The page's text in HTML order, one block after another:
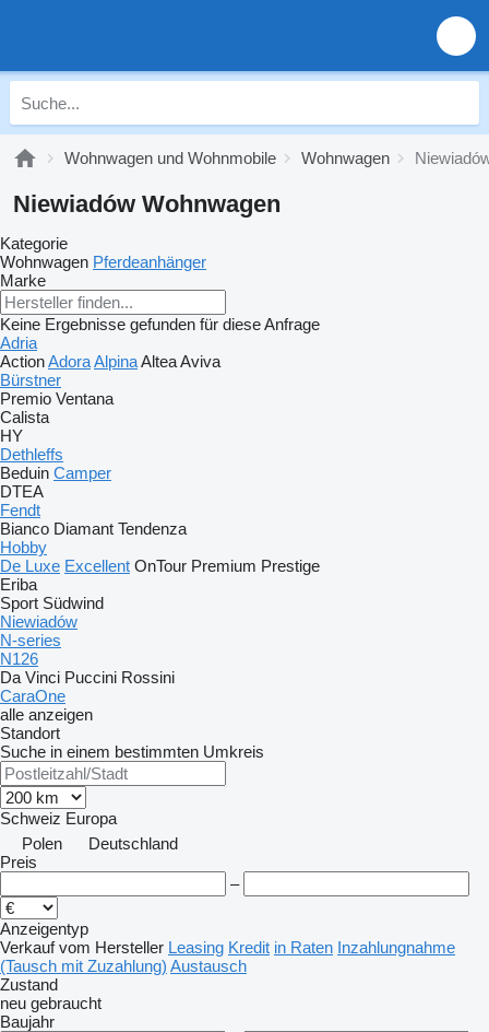
Wohnwagen und Wohnmobile Wohnwagen
Niewiadów Wohnwagen
Kategorie
Wohnwagen Pferdeanhänger
Marke
Keine Ergebnisse gefunden für diese Anfrage
Adria
ActionAdoraAlpinaAlteaAviva
Bürstner
Premio Ventana
Calista
HY
Dethleffs
Beduin Camper
DTEA
Fendt
Bianco Diamant Tendenza
Hobby
De Luxe Excellent OnTour Premium Prestige
Eriba
Sport Südwind
Niewiadów
N-series
N126
Da Vinci Puccini Rossini
CaraOne
alle anzeigen
Standort
Suche in einem bestimmten Umkreis
Schweiz Europa
Polen
Deutschland
Preis
–
Anzeigentyp
Verkauf vom Hersteller Leasing Kredit in Raten Inzahlungnahme
(Tausch mit Zuzahlung) Austausch
Zustand
neu gebraucht
Baujahr